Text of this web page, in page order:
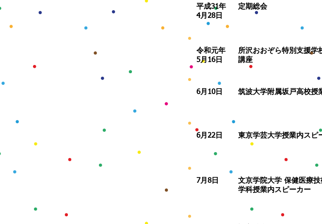
​平成31年
4月28日
定期総会
​令和元年
5月16日
所沢おおぞら特別支援
講座
​6月10日 筑波大学附属坂戸高校授
​6月22日 東京学芸大学授業内スピ
​7月8日
文京学院大学 保健医療
学科授業内スピーカー